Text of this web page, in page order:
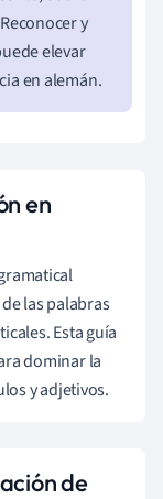
y
elevar
en alemán.
en
las palabras
Esta guía
dominar la
y adjetivos.
de